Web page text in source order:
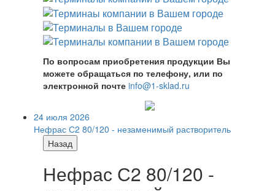
По вопросам приобретения продукции Вы
можете обращаться по телефону, или по
электронной почте info@1-sklad.ru
24 июля 2026
Нефрас С2 80/120 - незаменимый растворитель
Назад
Нефрас С2 80/120 -